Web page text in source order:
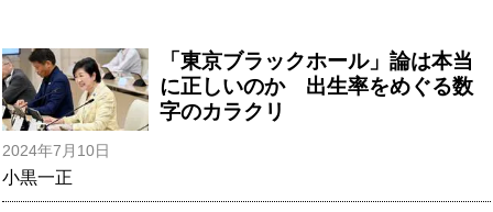
「東京ブラックホール」論は本当
に正しいのか 出生率をめぐる数
字のカラクリ
2024年7月10日
小黒一正